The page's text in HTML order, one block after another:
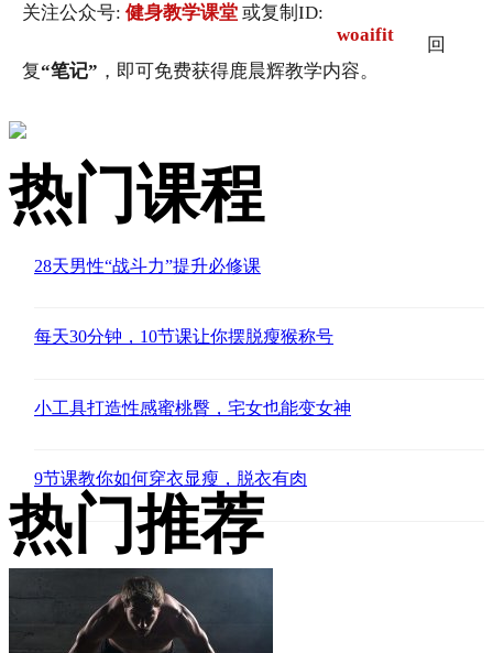
关注公众号: 健身教学课堂 或复制ID:
woaifit
回
复“笔记” ，即可免费获得鹿晨辉教学内容。
热门课程
28天男性“战斗力”提升必修课
每天30分钟，10节课让你摆脱瘦猴称号
小工具打造性感蜜桃臀，宅女也能变女神
9节课教你如何穿衣显瘦，脱衣有肉
热门推荐